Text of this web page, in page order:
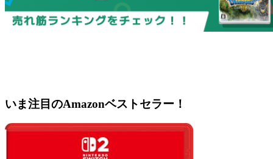
いま注目のAmazonベストセラー！